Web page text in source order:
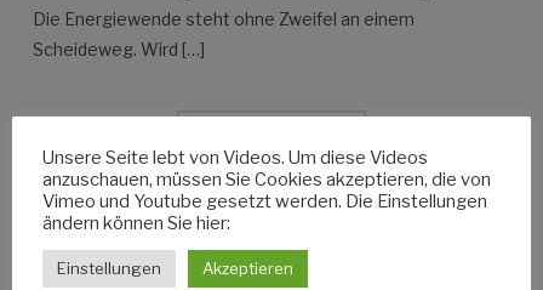
Die Energiewende steht ohne Zweifel an einem
Scheideweg. Wird […]
Unsere Seite lebt von Videos. Um diese Videos
anzuschauen, müssen Sie Cookies akzeptieren, die von
Vimeo und Youtube gesetzt werden. Die Einstellungen
ändern können Sie hier:
Einstellungen Akzeptieren